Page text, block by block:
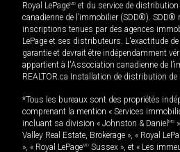
Royal LePageMD et du service de
canadienne de l’immobilier (SDD®). SDD®
inscriptions tenues par des agences
LePage et ses distributeurs. L'exactitude
garantie et devrait être indépendamment
appartient à l'Association canadienne de
REALTOR.ca Installation de distribution de
*Tous les bureaux sont des propriétés
comprenant la mention « Services
incluant sa division « Johnston & Daniel MD
Valley Real Estate, Brokerage », « Royal
», « Royal LePageMD Sussex », et « Les